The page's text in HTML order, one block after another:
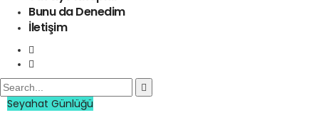
Bunu da Denedim
İletişim
Seyahat Günlüğü